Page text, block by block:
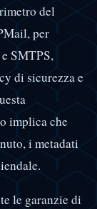
del
per
SMTPS,
di sicurezza e
implica che
i metadati
le garanzie di